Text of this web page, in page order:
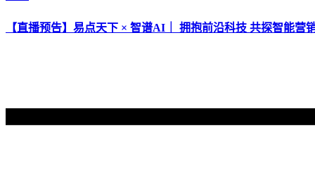
【直播预告】易点天下 × 智谱AI｜ 拥抱前沿科技 共探智能营